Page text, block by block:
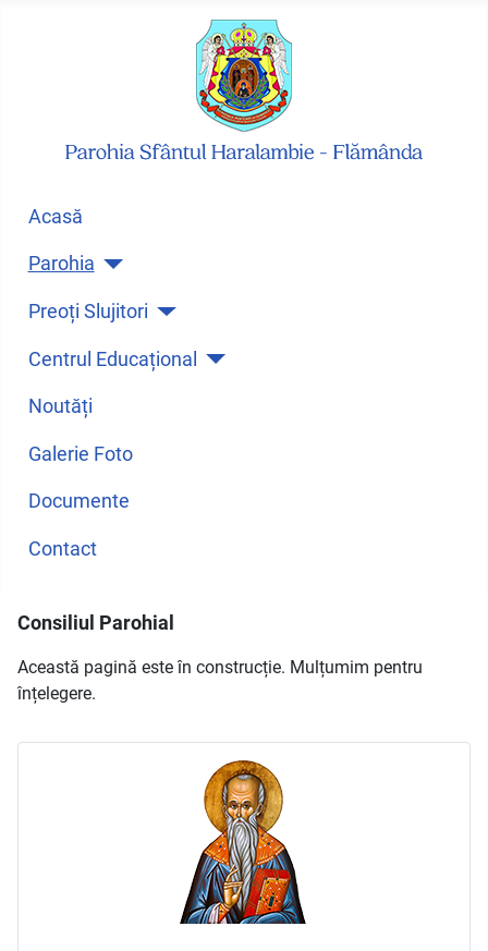
Acasă
Parohia
Preoți Slujitori
Centrul Educațional
Noutăți
Galerie Foto
Documente
Contact
Consiliul Parohial
Această pagină este în construcție. Mulțumim pentru
înțelegere.